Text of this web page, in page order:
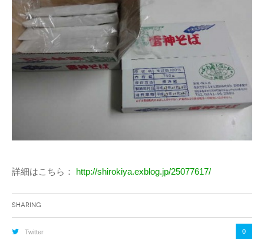
詳細はこちら： http://shirokiya.exblog.jp/25077617/
Sharing
Twitter 0